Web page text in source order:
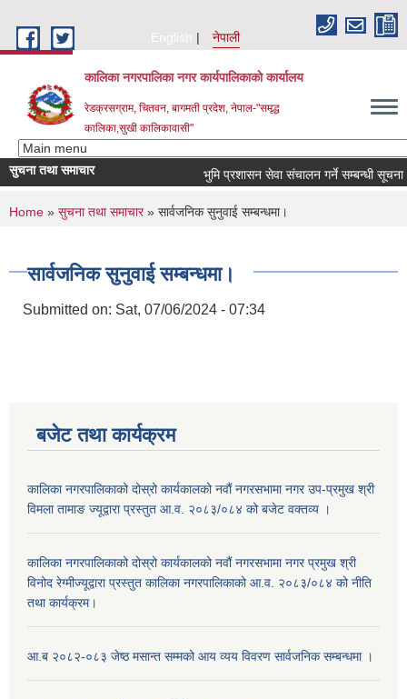
English
नेपाली
कालिका नगरपालिका नगर कार्यपालिकाकाे कार्यालय
रेडक्रसग्राम, चितवन, बागमती प्रदेश, नेपाल-"समृद्ध
कालिका,सुखी कालिकावासी"
सुचना तथा समाचार भुमि प्रशासन सेवा संचालन गर्ने सम्बन्धी सूचना।
You are here
Home » सुचना तथा समाचार» सार्वजनिक सुनुवाई सम्बन्धमा।
सार्वजनिक सुनुवाई सम्बन्धमा।
Submitted on: Sat, 07/06/2024 - 07:34
बजेट तथा कार्यक्रम
कालिका नगरपालिकाको दोस्रो कार्यकालको नवौं नगरसभामा नगर उप-प्रमुख श्री
विमला तामाङ ज्यूद्वारा प्रस्तुत आ.व. २०८३/०८४ को बजेट वक्तव्य ।
कालिका नगरपालिकाको दोस्रो कार्यकालको नवौं नगरसभामा नगर प्रमुख श्री
विनोद रेग्मीज्यूद्वारा प्रस्तुत कालिका नगरपालिकाको आ.व. २०८३/०८४ को नीति
तथा कार्यक्रम।
आ.ब २०८२-०८३ जेष्ठ मसान्त सम्मको आय व्यय विवरण सार्वजनिक सम्बन्धमा ।